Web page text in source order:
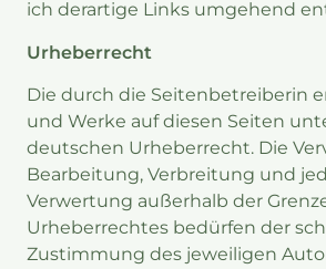
ich derartige Links umgehend
Urheberrecht
Die durch die Seitenbetreiberin
und Werke auf diesen Seiten
deutschen Urheberrecht. Die
Bearbeitung, Verbreitung und
Verwertung außerhalb der
Urheberrechtes bedürfen der
Zustimmung des jeweiligen